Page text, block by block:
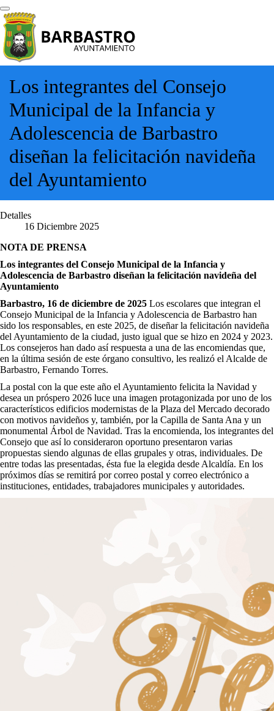
Los integrantes del Consejo
Municipal de la Infancia y
Adolescencia de Barbastro
diseñan la felicitación navideña
del Ayuntamiento
Detalles
16 Diciembre 2025
NOTA DE PRENSA
Los integrantes del Consejo Municipal de la Infancia y
Adolescencia de Barbastro diseñan la felicitación navideña del
Ayuntamiento
Barbastro, 16 de diciembre de 2025 Los escolares que integran el
Consejo Municipal de la Infancia y Adolescencia de Barbastro han
sido los responsables, en este 2025, de diseñar la felicitación navideña
del Ayuntamiento de la ciudad, justo igual que se hizo en 2024 y 2023.
Los consejeros han dado así respuesta a una de las encomiendas que,
en la última sesión de este órgano consultivo, les realizó el Alcalde de
Barbastro, Fernando Torres.
La postal con la que este año el Ayuntamiento felicita la Navidad y
desea un próspero 2026 luce una imagen protagonizada por uno de los
característicos edificios modernistas de la Plaza del Mercado decorado
con motivos navideños y, también, por la Capilla de Santa Ana y un
monumental Árbol de Navidad. Tras la encomienda, los integrantes del
Consejo que así lo consideraron oportuno presentaron varias
propuestas siendo algunas de ellas grupales y otras, individuales. De
entre todas las presentadas, ésta fue la elegida desde Alcaldía. En los
próximos días se remitirá por correo postal y correo electrónico a
instituciones, entidades, trabajadores municipales y autoridades.